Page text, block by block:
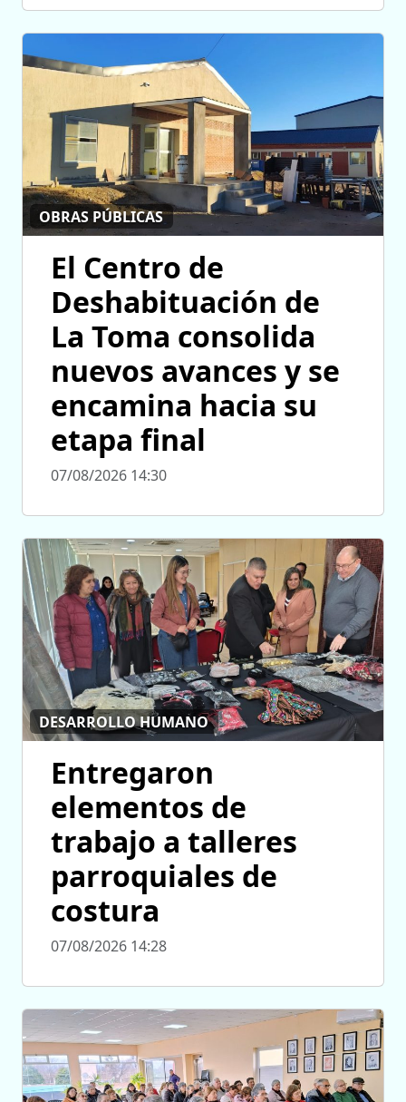
OBRAS PÚBLICAS
El Centro de
Deshabituación de
La Toma consolida
nuevos avances y se
encamina hacia su
etapa final
07/08/2026 14:30
DESARROLLO HUMANO
Entregaron
elementos de
trabajo a talleres
parroquiales de
costura
07/08/2026 14:28